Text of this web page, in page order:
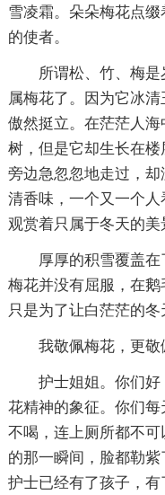
雪凌霜。朵朵梅花点
的使者。
所谓松、竹、梅
属梅花了。因为它冰
傲然挺立。在茫茫人
树，但是它却生长在
旁边急忽忽地走过，
清香味，一个又一个人
观赏着只属于冬天的美
厚厚的积雪覆盖在
梅花并没有屈服，在鹅
只是为了让白茫茫的冬
我敬佩梅花，更敬
护士姐姐。你们
花精神的象征。你们
不喝，连上厕所都不
的那一瞬间，脸都勒
护士已经有了孩子，